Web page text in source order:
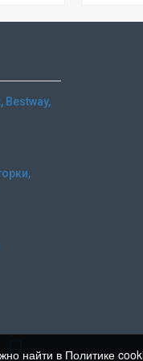
Bestway,
найти в Политике